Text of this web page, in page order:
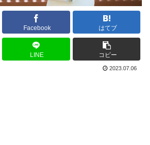
Facebook はてブ
LINE コピー
2023.07.06